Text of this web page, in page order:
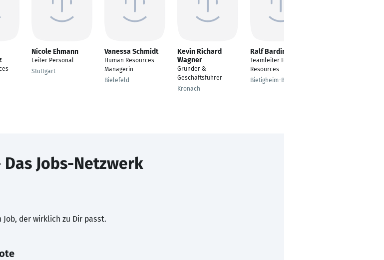
Nicole Ehmann
Leiter Personal
Stuttgart
Vanessa Schmidt
Human Resources
Managerin
Bielefeld
Kevin Richard
Wagner
Gründer &
Geschäftsführer
Kronach
Ralf Barding
Teamleiter Human
Resources
Bietigheim-Bissingen
Das Jobs-Netzwerk
der wirklich zu Dir passt.